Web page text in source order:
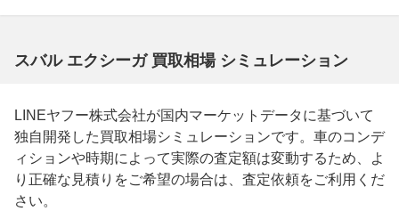
スバル エクシーガ 買取相場 シミュレーション
LINEヤフー株式会社が国内マーケットデータに基づいて
独自開発した買取相場シミュレーションです。車のコンデ
ィションや時期によって実際の査定額は変動するため、よ
り正確な見積りをご希望の場合は、査定依頼をご利用くだ
さい。